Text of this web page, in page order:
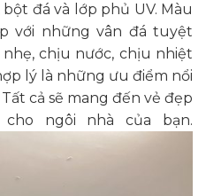
đá và lớp phủ UV. Màu
với những vân đá tuyệt
chịu nước, chịu nhiệt
lý là những ưu điểm nổi
cả sẽ mang đến vẻ đẹp
ngôi nhà của bạn.